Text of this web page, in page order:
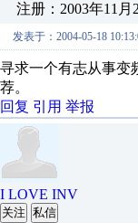
注册：2003年11月
发表于：2004-05-18
寻求一个有志从事变
荐。
回复 引用 举报
I LOVE INV
关注 私信